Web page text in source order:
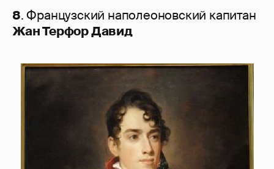
8. Французский наполеоновский капитан
Жан Терфор Давид